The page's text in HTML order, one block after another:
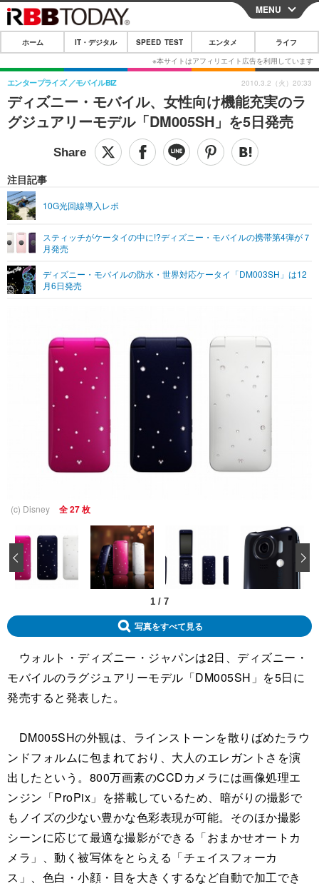
CLOSE
ホーム
IT・デジタル
IT・デジタルTOP スマートフォン
ガジェット・ツール
ショッピング その他
SPEED TEST
エンタメTOP 映画・ドラマ
グラビア
ショッピング その他
ライフTOP
その他
リリース一覧
プッシュ通知の停止方法
MENU
ホーム IT・デジタル SPEED TEST エンタメ ライフ
ディズニー・モバイル、女性向け機能充実のラ
グジュアリーモデル「DM005SH」を5日発売
エンタープライズ モバイルBIZ
注目記事
10G光回線導入レポ
スティッチがケータイの中に!?ディズニー・モバイルの携帯第4弾が７
月発売
ディズニー・モバイルの防水・世界対応ケータイ「DM003SH」は12
月6日発売
2010.3.2（火）20:33
(c) Disney 全 27 枚
1 / 7
‹
写真をすべて見る
ウォルト・ディズニー・ジャパンは2日、ディズニー・
モバイルのラグジュアリーモデル「DM005SH」を5日に
発売すると発表した。
DM005SHの外観は、ラインストーンを散りばめたラウ
ンドフォルムに包まれており、大人のエレガントさを演
出したという。800万画素のCCDカメラには画像処理エ
ンジン「ProPix」を搭載しているため、暗がりの撮影で
もノイズの少ない豊かな色彩表現が可能。そのほか撮影
シーンに応じて最適な撮影ができる「おまかせオートカ
メラ」、動く被写体をとらえる「チェイスフォーカ
ス」、色白・小顔・目を大きくするなど自動で加工でき